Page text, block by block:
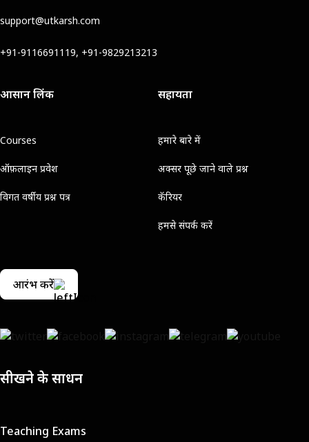
support@utkarsh.com
+91-9116691119, +91-9829213213
आसान लिंक
Courses
ऑफ़लाइन प्रवेश
विगत वर्षीय प्रश्न पत्र
सहायता
हमारे बारे में
अक्सर पूछे जाने वाले प्रश्न
कॅरियर
हमसे संपर्क करें
आरंभ करें
सीखने के साधन
Teaching Exams